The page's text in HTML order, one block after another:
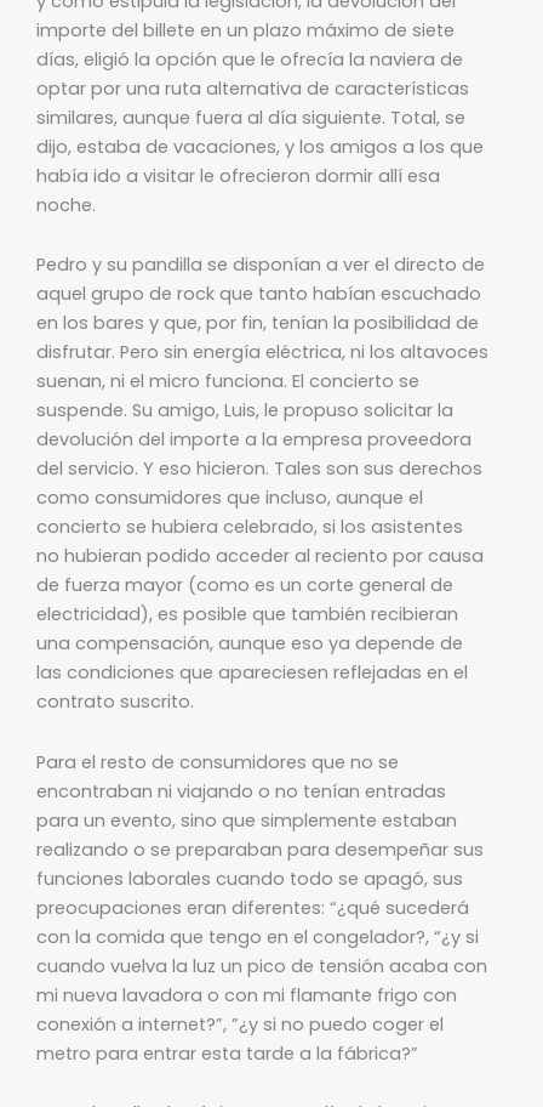
importe del billete en un plazo máximo de siete
días, eligió la opción que le ofrecía la naviera de
optar por una ruta alternativa de características
similares, aunque fuera al día siguiente. Total, se
dijo, estaba de vacaciones, y los amigos a los que
había ido a visitar le ofrecieron dormir allí esa
noche.
Pedro y su pandilla se disponían a ver el directo de
aquel grupo de rock que tanto habían escuchado
en los bares y que, por fin, tenían la posibilidad de
disfrutar. Pero sin energía eléctrica, ni los altavoces
suenan, ni el micro funciona. El concierto se
suspende. Su amigo, Luis, le propuso solicitar la
devolución del importe a la empresa proveedora
del servicio. Y eso hicieron. Tales son sus derechos
como consumidores que incluso, aunque el
concierto se hubiera celebrado, si los asistentes
no hubieran podido acceder al reciento por causa
de fuerza mayor (como es un corte general de
electricidad), es posible que también recibieran
una compensación, aunque eso ya depende de
las condiciones que apareciesen reflejadas en el
contrato suscrito.
Para el resto de consumidores que no se
encontraban ni viajando o no tenían entradas
para un evento, sino que simplemente estaban
realizando o se preparaban para desempeñar sus
funciones laborales cuando todo se apagó, sus
preocupaciones eran diferentes: “¿qué sucederá
con la comida que tengo en el congelador?, “¿y si
cuando vuelva la luz un pico de tensión acaba con
mi nueva lavadora o con mi flamante frigo con
conexión a internet?”, ”¿y si no puedo coger el
metro para entrar esta tarde a la fábrica?”